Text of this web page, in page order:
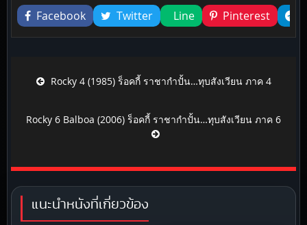
Facebook
Twitter Line Pinterest
Post navigation
Rocky 4 (1985) ร็อคกี้ ราชากำปั้น…ทุบสังเวียน ภาค 4
Rocky 6 Balboa (2006) ร็อคกี้ ราชากำปั้น…ทุบสังเวียน ภาค 6
แนะนำหนังที่เกี่ยวข้อง